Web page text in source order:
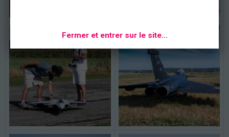
Fermer et entrer sur le site...